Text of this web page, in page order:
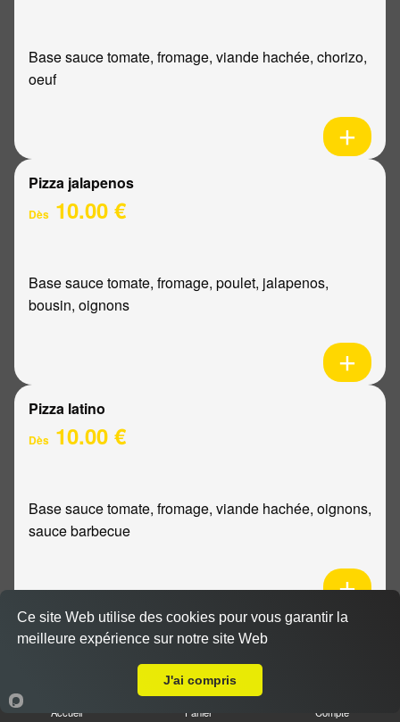
Base sauce tomate, fromage, viande hachée, chorizo,
oeuf
Pizza jalapenos
Dès 10.00 €
Base sauce tomate, fromage, poulet, jalapenos,
bousin, oignons
Pizza latino
Dès 10.00 €
Base sauce tomate, fromage, viande hachée, oignons,
sauce barbecue
Pizza mexicaine
Accueil Panier Compte
Ce site Web utilise des cookies pour vous garantir la
meilleure expérience sur notre site Web
J'ai compris